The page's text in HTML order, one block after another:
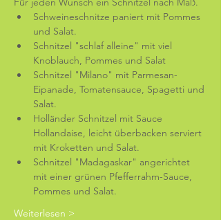
Schweineschnitze paniert mit Pommes
und Salat.
Schnitzel "schlaf alleine" mit viel
Knoblauch, Pommes und Salat
Schnitzel "Milano" mit Parmesan-
Eipanade, Tomatensauce, Spagetti und
Salat.
Holländer Schnitzel mit Sauce
Hollandaise, leicht überbacken serviert
mit Kroketten und Salat.
Schnitzel "Madagaskar" angerichtet
mit einer grünen Pfefferrahm-Sauce,
Pommes und Salat.
Weiterlesen >